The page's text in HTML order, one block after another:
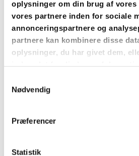
oplysninger om din brug af vores
vores partnere inden for sociale
annonceringspartnere og
partnere kan kombinere disse
oplysninger, du har givet dem,
Nødvendig
Præferencer
Statistik